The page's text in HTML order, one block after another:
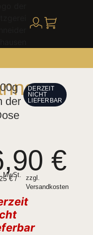
der
DERZEIT
NICHT
LIEFERBAR
€
MwSt.
€/
zzgl.
Versandkosten